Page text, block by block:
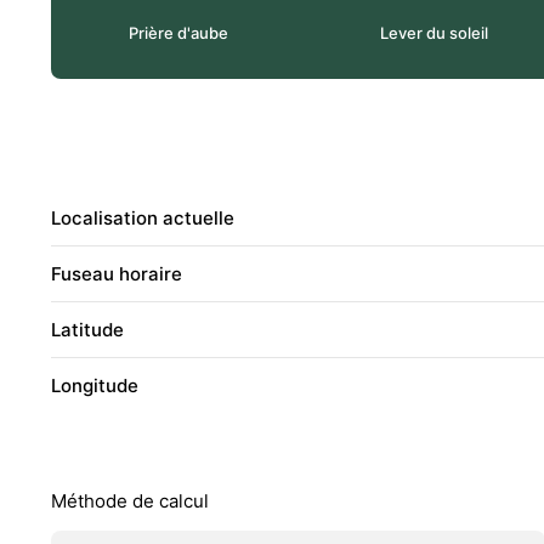
Prière d'aube Lever du soleil
Localisation actuelle
Fuseau horaire
Latitude
Longitude
Méthode de calcul